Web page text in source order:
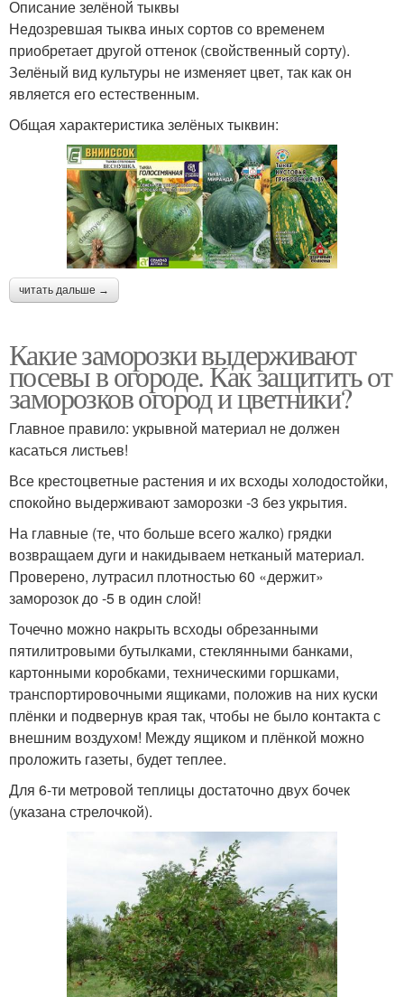
Описание зелёной тыквы
Недозревшая тыква иных сортов со временем
приобретает другой оттенок (свойственный сорту).
Зелёный вид культуры не изменяет цвет, так как он
является его естественным.
Общая характеристика зелёных тыквин:
читать дальше →
Какие заморозки выдерживают
посевы в огороде. Как защитить от
заморозков огород и цветники?
Главное правило: укрывной материал не должен
касаться листьев!
Все крестоцветные растения и их всходы холодостойки,
спокойно выдерживают заморозки -3 без укрытия.
На главные (те, что больше всего жалко) грядки
возвращаем дуги и накидываем нетканый материал.
Проверено, лутрасил плотностью 60 «держит»
заморозок до -5 в один слой!
Точечно можно накрыть всходы обрезанными
пятилитровыми бутылками, стеклянными банками,
картонными коробками, техническими горшками,
транспортировочными ящиками, положив на них куски
плёнки и подвернув края так, чтобы не было контакта с
внешним воздухом! Между ящиком и плёнкой можно
проложить газеты, будет теплее.
Для 6-ти метровой теплицы достаточно двух бочек
(указана стрелочкой).